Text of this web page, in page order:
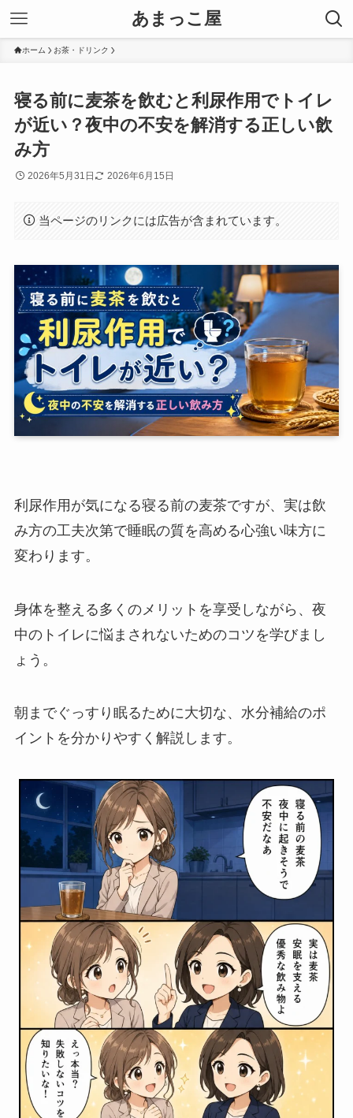
あまっこ屋
ホーム お茶・ドリンク
寝る前に麦茶を飲むと利尿作用でトイレ
が近い？夜中の不安を解消する正しい飲
み方
2026年5月31日 2026年6月15日
当ページのリンクには広告が含まれています。
利尿作用が気になる寝る前の麦茶ですが、実は飲
み方の工夫次第で睡眠の質を高める心強い味方に
変わります。
身体を整える多くのメリットを享受しながら、夜
中のトイレに悩まされないためのコツを学びまし
ょう。
朝までぐっすり眠るために大切な、水分補給のポ
イントを分かりやすく解説します。